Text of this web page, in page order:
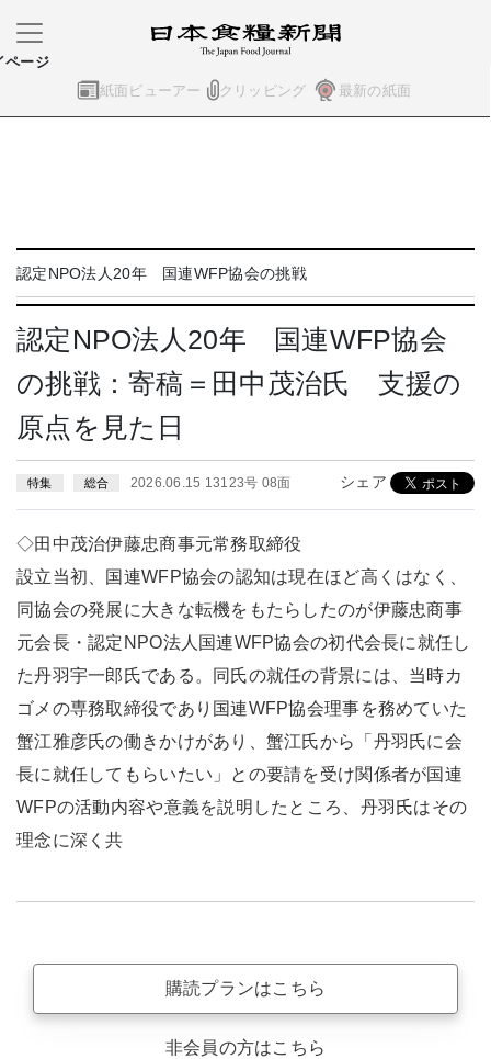
紙面ビューアー クリッピング 最新の紙面
ページ
認定NPO法人20年 国連WFP協会の挑戦
認定NPO法人20年 国連WFP協会
の挑戦：寄稿＝田中茂治氏 支援の
原点を見た日
特集 総合 2026.06.15 13123号 08面 シェア
◇田中茂治伊藤忠商事元常務取締役
設立当初、国連WFP協会の認知は現在ほど高くはなく、
同協会の発展に大きな転機をもたらしたのが伊藤忠商事
元会長・認定NPO法人国連WFP協会の初代会長に就任し
た丹羽宇一郎氏である。同氏の就任の背景には、当時カ
ゴメの専務取締役であり国連WFP協会理事を務めていた
蟹江雅彦氏の働きかけがあり、蟹江氏から「丹羽氏に会
長に就任してもらいたい」との要請を受け関係者が国連
WFPの活動内容や意義を説明したところ、丹羽氏はその
理念に深く共
購読プランはこちら
非会員の方はこちら